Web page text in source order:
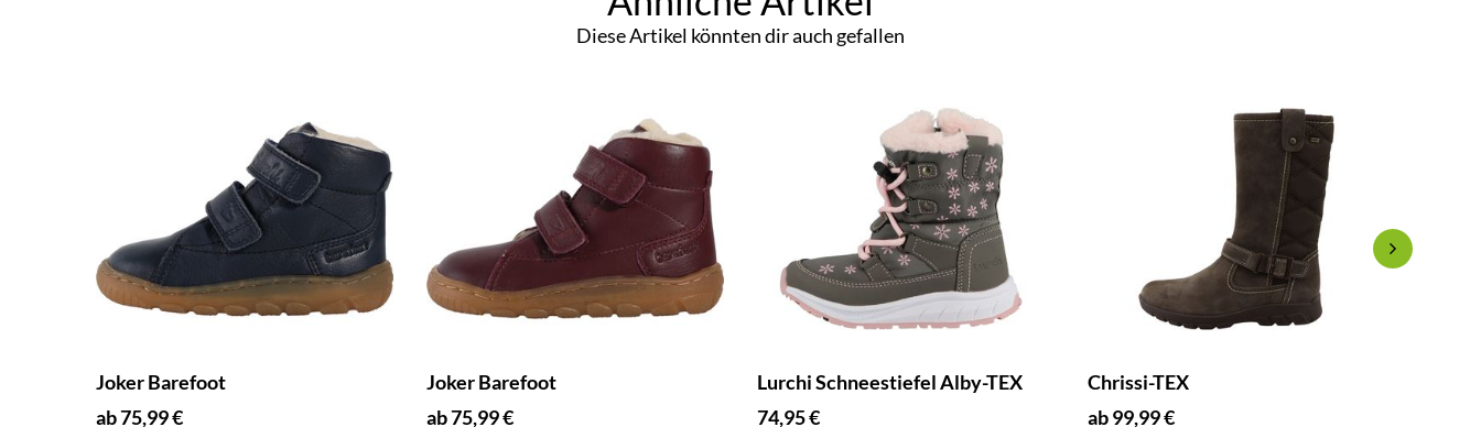
Diese Artikel könnten dir auch gefallen
Joker Barefoot
ab 75,99 €
Joker Barefoot
ab 75,99 €
Lurchi Schneestiefel Alby-TEX
74,95 €
Chrissi-TEX
ab 99,99 €